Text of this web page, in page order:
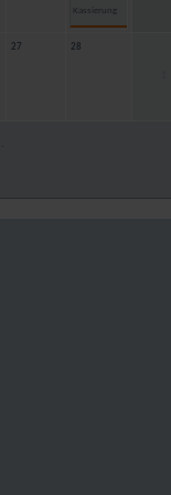
Kassierung
27 28